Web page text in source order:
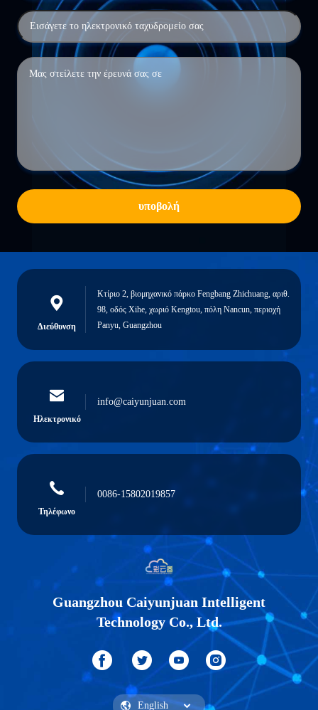
υποβολή
Διεύθυνση
Κτίριο 2, βιομηχανικό πάρκο Fengbang Zhichuang, αριθ.
98, οδός Xihe, χωριό Kengtou, πόλη Nancun, περιοχή
Panyu, Guangzhou
Ηλεκτρονικό
info@caiyunjuan.com
Τηλέφωνο
0086-15802019857
Guangzhou Caiyunjuan Intelligent
Technology Co., Ltd.